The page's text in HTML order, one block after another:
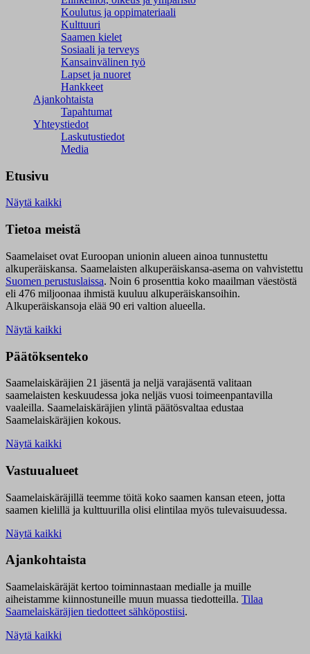
Koulutus ja oppimateriaali
Kulttuuri
Saamen kielet
Sosiaali ja terveys
Kansainvälinen työ
Lapset ja nuoret
Hankkeet
Ajankohtaista
Tapahtumat
Yhteystiedot
Laskutustiedot
Media
Etusivu
Näytä kaikki
Tietoa meistä
Saamelaiset ovat Euroopan unionin alueen ainoa tunnustettu
alkuperäiskansa. Saamelaisten alkuperäiskansa-asema on vahvistettu
Suomen perustuslaissa. Noin 6 prosenttia koko maailman väestöstä
eli 476 miljoonaa ihmistä kuuluu alkuperäiskansoihin.
Alkuperäiskansoja elää 90 eri valtion alueella.
Näytä kaikki
Päätöksenteko
Saamelaiskäräjien 21 jäsentä ja neljä varajäsentä valitaan
saamelaisten keskuudessa joka neljäs vuosi toimeenpantavilla
vaaleilla. Saamelaiskäräjien ylintä päätösvaltaa edustaa
Saamelaiskäräjien kokous.
Näytä kaikki
Vastuualueet
Saamelaiskäräjillä teemme töitä koko saamen kansan eteen, jotta
saamen kielillä ja kulttuurilla olisi elintilaa myös tulevaisuudessa.
Näytä kaikki
Ajankohtaista
Saamelaiskäräjät kertoo toiminnastaan medialle ja muille
aiheistamme kiinnostuneille muun muassa tiedotteilla. Tilaa
Saamelaiskäräjien tiedotteet sähköpostiisi.
Näytä kaikki